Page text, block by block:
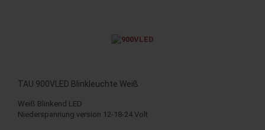
TAU 900VLED Blink­leuch­te Weiß
Weiß Blin­kend LED
Nie­der­span­nung ver­si­on 12-​18-24 Volt